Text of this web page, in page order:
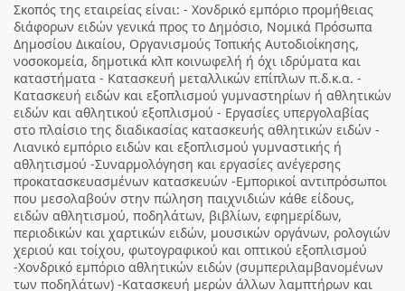
Σκοπός της εταιρείας είναι: - Χονδρικό εμπόριο προμήθειας
διάφορων ειδών γενικά προς το Δημόσιο, Νομικά Πρόσωπα
Δημοσίου Δικαίου, Οργανισμούς Τοπικής Αυτοδιοίκησης,
νοσοκομεία, δημοτικά κλπ κοινωφελή ή όχι ιδρύματα και
καταστήματα - Κατασκευή μεταλλικών επίπλων π.δ.κ.α. -
Κατασκευή ειδών και εξοπλισμού γυμναστηρίων ή αθλητικών
ειδών και αθλητικού εξοπλισμού - Εργασίες υπεργολαβίας
στο πλαίσιο της διαδικασίας κατασκευής αθλητικών ειδών -
Λιανικό εμπόριο ειδών και εξοπλισμού γυμναστικής ή
αθλητισμού -Συναρμολόγηση και εργασίες ανέγερσης
προκατασκευασμένων κατασκευών -Εμπορικοί αντιπρόσωποι
που μεσολαβούν στην πώληση παιχνιδιών κάθε είδους,
ειδών αθλητισμού, ποδηλάτων, βιβλίων, εφημερίδων,
περιοδικών και χαρτικών ειδών, μουσικών οργάνων, ρολογιών
χεριού και τοίχου, φωτογραφικού και οπτικού εξοπλισμού
-Χονδρικό εμπόριο αθλητικών ειδών (συμπεριλαμβανομένων
των ποδηλάτων) -Κατασκευή μερών άλλων λαμπτήρων και